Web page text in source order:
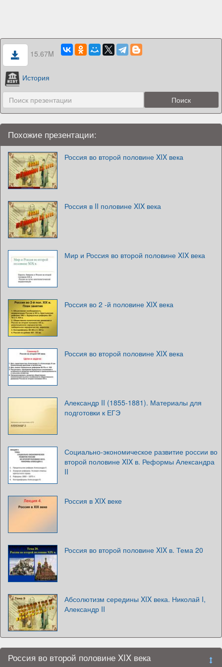
15.67M
История
Похожие презентации:
Россия во второй половине XIX века
Россия в II половине XIX века
Мир и Россия во второй половине XIX века
Россия во 2 -й половине XIX века
Россия во второй половине XIX века
Александр II (1855-1881). Материалы для
подготовки к ЕГЭ
Социально-экономическое развитие россии во
второй половине XIX в. Реформы Александра
II
Россия в XIX веке
Россия во второй половине XIX в. Тема 20
Абсолютизм середины XIX века. Николай I,
Александр II
Россия во второй половине XIX века